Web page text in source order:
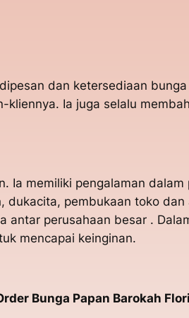
dan ketersediaan
Ia juga selalu
Ia memiliki pengalaman dalam
dukacita, pembukaan toko dan
antar perusahaan besar .
mencapai keinginan.
Bunga Papan Barokah